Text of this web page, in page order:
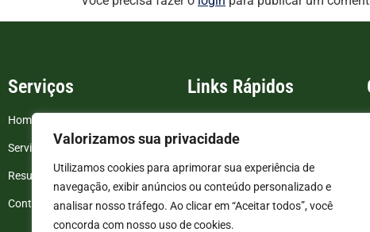
Valorizamos sua privacidade
Utilizamos cookies para aprimorar sua experiência de
navegação, exibir anúncios ou conteúdo personalizado e
analisar nosso tráfego. Ao clicar em “Aceitar todos”, você
concorda com nosso uso de cookies.
Serviços
Home
Serviços
Resultados de exames
Contato
Links Rápidos
Blog
Politica de Privacidade
Termos e Condições